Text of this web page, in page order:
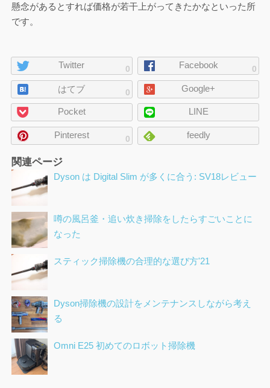
懸念があるとすれば価格が若干上がってきたかなといった所
です。
ペ
ー
ジ
の
シ
ェ
0
Twitter 0
Facebook
0
はてブ Google+
Pocket LINE
0
Pinterest feedly
関連ページ
Dyson は Digital Slim が多くに合う: SV18レビュー
噂の風呂釜・追い炊き掃除をしたらすごいことに
なった
スティック掃除機の合理的な選び方'21
Dyson掃除機の設計をメンテナンスしながら考え
る
Omni E25 初めてのロボット掃除機